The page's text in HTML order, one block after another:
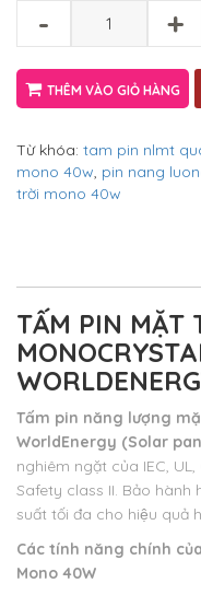
- +
THÊM VÀO GIỎ HÀNG
Từ khóa: tam pin nlmt
mono 40w, pin nang
trời mono 40w
TẤM PIN MẶT
Tấm pin năng lượng
WorldEnergy (Solar
nghiêm ngặt của IEC, UL,
Safety class II. Bảo hành
suất tối đa cho hiệu quả
Các tính năng chính của
Mono 40W